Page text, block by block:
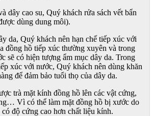
dây cao su, Quý khách rửa sách vết bẩn
dùng dung môi).
da, Quý khách nên hạn chế tiếp xúc với
đồng hồ tiếp xúc thường xuyên và trong
sẽ có hiện tượng ẩm mục dây da. Trong
xúc với nước, Quý khách nên dùng khăn
để đảm bảo tuổi thọ của dây da.
trà mặt kính đồng hồ lên các vật cứng,
Vì có thể làm mặt đồng hồ bị xước do
độ cứng cao hơn chất liệu kính.